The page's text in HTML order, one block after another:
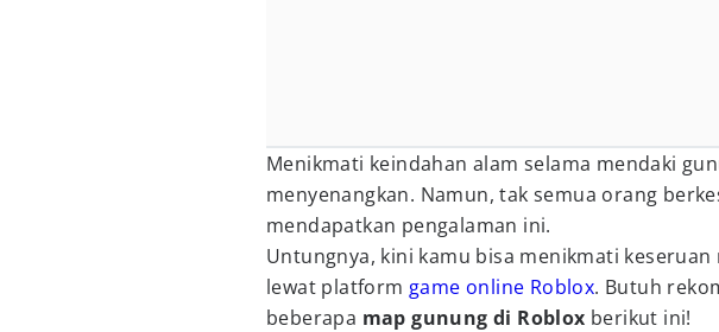
Menikmati keindahan alam selama mendaki
menyenangkan. Namun, tak semua orang
mendapatkan pengalaman ini.
Untungnya, kini kamu bisa menikmati keseruan
lewat platform game online Roblox. Butuh
beberapa map gunung di Roblox berikut ini!